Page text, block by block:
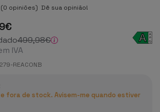
(0 opiniões) Dê sua opinião!
€
499,98€
IVA
REACONB
fora de stock. Avisem-me quando estiver